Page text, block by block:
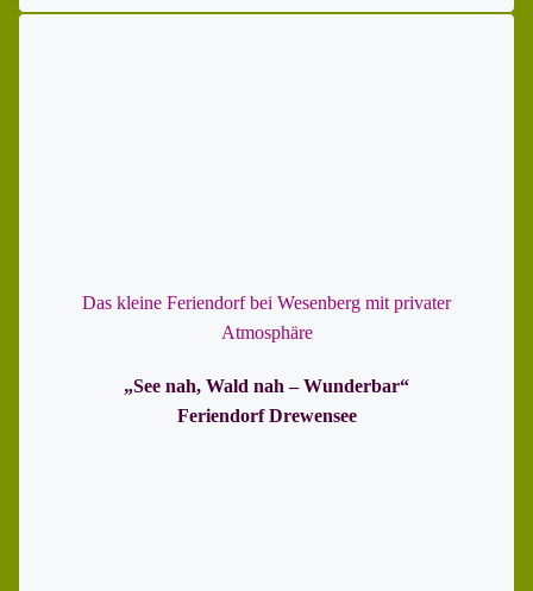
Das kleine Feriendorf bei Wesenberg mit privater
Atmosphäre
„See nah, Wald nah – Wunderbar“
Feriendorf Drewensee